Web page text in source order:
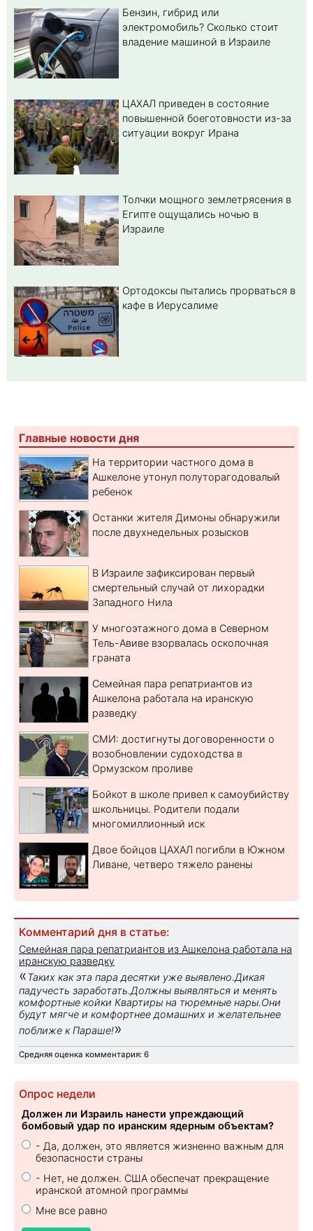
Бензин, гибрид или
электромобиль? Cколько стоит
владение машиной в Израиле
ЦАХАЛ приведен в состояние
повышенной боеготовности из-за
ситуации вокруг Ирана
Толчки мощного землетрясения в
Египте ощущались ночью в
Израиле
Ортодоксы пытались прорваться в
кафе в Иерусалиме
Главные новости дня
На территории частного дома в
Ашкелоне утонул полуторагодовалый
ребенок
Останки жителя Димоны обнаружили
после двухнедельных розысков
В Израиле зафиксирован первый
смертельный случай от лихорадки
Западного Нила
У многоэтажного дома в Северном
Тель-Авиве взорвалась осколочная
граната
Семейная пара репатриантов из
Ашкелона работала на иранскую
разведку
СМИ: достигнуты договоренности о
возобновлении судоходства в
Ормузском проливе
Бойкот в школе привел к самоубийству
школьницы. Родители подали
многомиллионный иск
Двое бойцов ЦАХАЛ погибли в Южном
Ливане, четверо тяжело ранены
Комментарий дня в статье:
Семейная пара репатриантов из Ашкелона работала на
иранскую разведку
«Таких как эта пара десятки уже выявлено.Дикая
падучесть заработать.Должны выявляться и менять
комфортные койки Квартиры на тюремные нары.Они
будут мягче и комфортнее домашних и желательнее
поближе к Параше!»
Средняя оценка комментария: 6
Опрос недели
Должен ли Израиль нанести упреждающий
бомбовый удар по иранским ядерным объектам?
- Да, должен, это является жизненно важным для
безопасности страны
- Нет, не должен. США обеспечат прекращение
иранской атомной программы
Мне все равно